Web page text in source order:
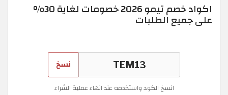
اكواد خصم تيمو 2026 خصومات لغاية 30%
على جميع الطلبات
نسخ
انسخ الكود واستخدمه عند انهاء عملية الشراء